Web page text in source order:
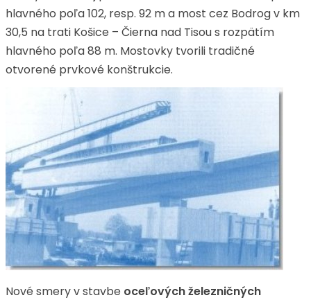
hlavného poľa 102, resp. 92 m a most cez Bodrog v km
30,5 na trati Košice – Čierna nad Tisou s rozpätím
hlavného poľa 88 m. Mostovky tvorili tradičné
otvorené prvkové konštrukcie.
Nové smery v stavbe oceľových železničných